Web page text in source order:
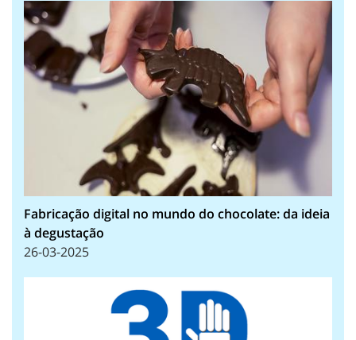
Fabricação digital no mundo do chocolate: da ideia
à degustação
26-03-2025